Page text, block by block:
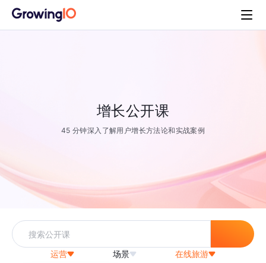
增长公开课
45 分钟深入了解用户增长方法论和实战案例
运营 场景 在线旅游